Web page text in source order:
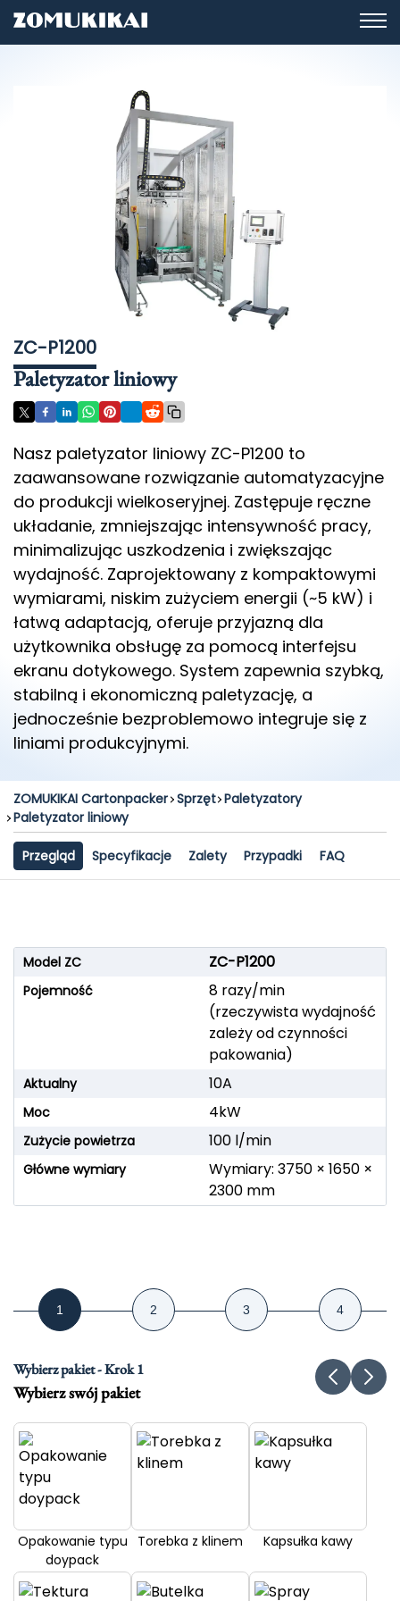
ZC-P1200
Paletyzator liniowy
Nasz paletyzator liniowy ZC-P1200 to
zaawansowane rozwiązanie automatyzacyjne
do produkcji wielkoseryjnej. Zastępuje ręczne
układanie, zmniejszając intensywność pracy,
minimalizując uszkodzenia i zwiększając
wydajność. Zaprojektowany z kompaktowymi
wymiarami, niskim zużyciem energii (~5 kW) i
łatwą adaptacją, oferuje przyjazną dla
użytkownika obsługę za pomocą interfejsu
ekranu dotykowego. System zapewnia szybką,
stabilną i ekonomiczną paletyzację, a
jednocześnie bezproblemowo integruje się z
liniami produkcyjnymi.
ZOMUKIKAI Cartonpacker Sprzęt Paletyzatory
Paletyzator liniowy
Przegląd Specyfikacje Zalety Przypadki FAQ
Model ZC ZC-P1200
Pojemność
8 razy/min
(rzeczywista wydajność
zależy od czynności
pakowania)
Aktualny 10A
Moc 4kW
Zużycie powietrza 100 l/min
Główne wymiary
Wymiary: 3750 × 1650 ×
2300 mm
Wybierz pakiet - Krok 1
Wybierz swój pakiet
Opakowanie typu
doypack
Torebka z klinem Kapsułka kawy